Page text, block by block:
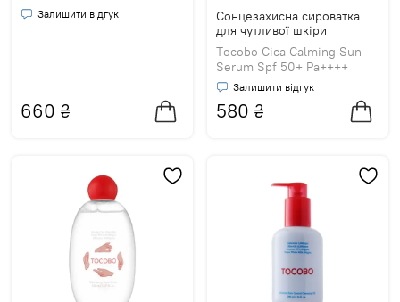
Залишити відгук
660 ₴
Сонцезахисна сироватка
для чутливої шкіри
Tocobo Cica Calming Sun
Serum Spf 50+ Pa++++
Залишити відгук
580 ₴